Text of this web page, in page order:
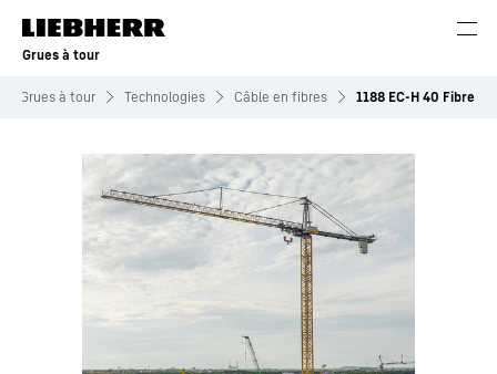
Grues à tour
Grues à tour Technologies Câble en fibres 1188 EC-H 40 Fibre